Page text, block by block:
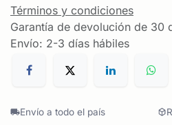
Términos y condiciones
Garantía de devolución de 30
Envío: 2-3 días hábiles
Envío a todo el país